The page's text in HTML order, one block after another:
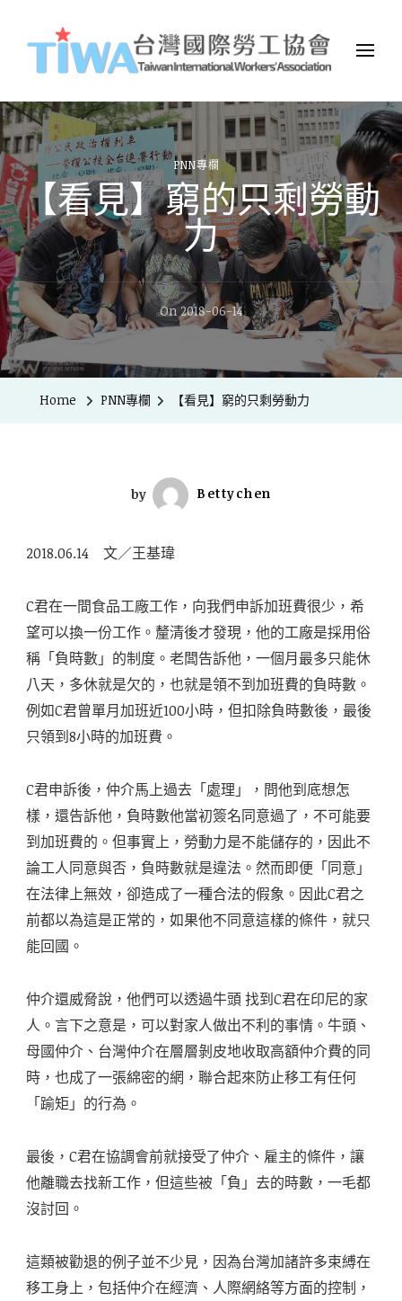
TIWA台灣國際勞工協會
台灣國際勞工協會（Taiwan International Workers
Association，簡稱TIWA），是全台第一個以國際移工為服務對象的
PNN專欄
【看見】窮的只剩勞動
力
On 2018-06-14
Home PNN專欄 【看見】窮的只剩勞動力
by Bettychen
2018.06.14 文／王基瑋
C君在一間食品工廠工作，向我們申訴加班費很少，希
望可以換一份工作。釐清後才發現，他的工廠是採用俗
稱「負時數」的制度。老闆告訴他，一個月最多只能休
八天，多休就是欠的，也就是領不到加班費的負時數。
例如C君曾單月加班近100小時，但扣除負時數後，最後
只領到8小時的加班費。
C君申訴後，仲介馬上過去「處理」，問他到底想怎
樣，還告訴他，負時數他當初簽名同意過了，不可能要
到加班費的。但事實上，勞動力是不能儲存的，因此不
論工人同意與否，負時數就是違法。然而即便「同意」
在法律上無效，卻造成了一種合法的假象。因此C君之
前都以為這是正常的，如果他不同意這樣的條件，就只
能回國。
仲介還威脅說，他們可以透過牛頭 找到C君在印尼的家
人。言下之意是，可以對家人做出不利的事情。牛頭、
母國仲介、台灣仲介在層層剝皮地收取高額仲介費的同
時，也成了一張綿密的網，聯合起來防止移工有任何
「踰矩」的行為。
最後，C君在協調會前就接受了仲介、雇主的條件，讓
他離職去找新工作，但這些被「負」去的時數，一毛都
沒討回。
這類被勸退的例子並不少見，因為台灣加諸許多束縛在
移工身上，包括仲介在經濟、人際網絡等方面的控制，